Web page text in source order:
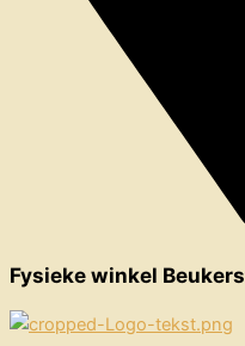
Fysieke winkel